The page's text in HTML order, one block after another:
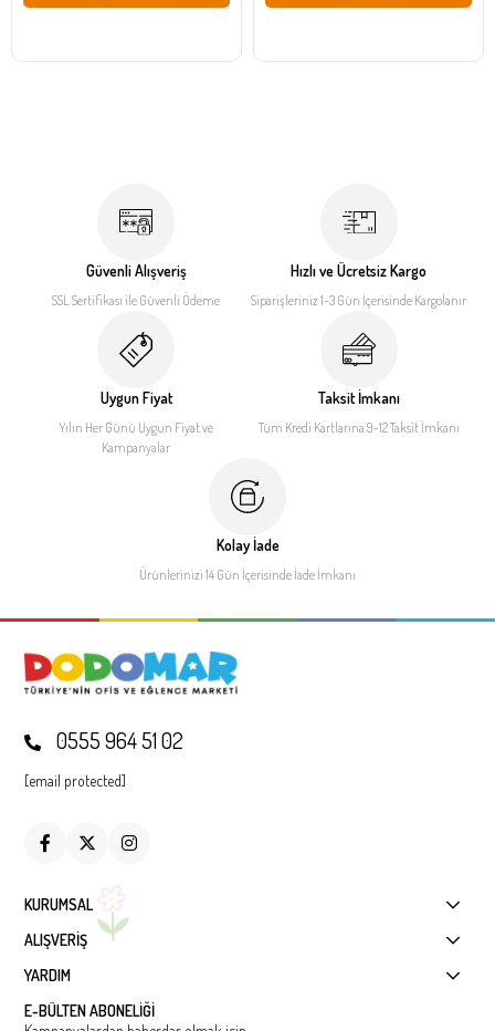
Güvenli Alışveriş
SSL Sertifikası ile Güvenli Ödeme
Hızlı ve Ücretsiz Kargo
Siparişleriniz 1-3 Gün İçerisinde Kargolanır
Uygun Fiyat
Yılın Her Günü Uygun Fiyatve
Kampanyalar
Taksit İmkanı
Tüm Kredi Kartlarına 9-12Taksit İmkanı
Kolay İade
Ürünlerinizi 14 Gün İçerisinde İade İmkanı
0555 964 51 02
[email protected]
KURUMSAL
ALIŞVERİŞ
YARDIM
E-BÜLTEN ABONELİĞİ